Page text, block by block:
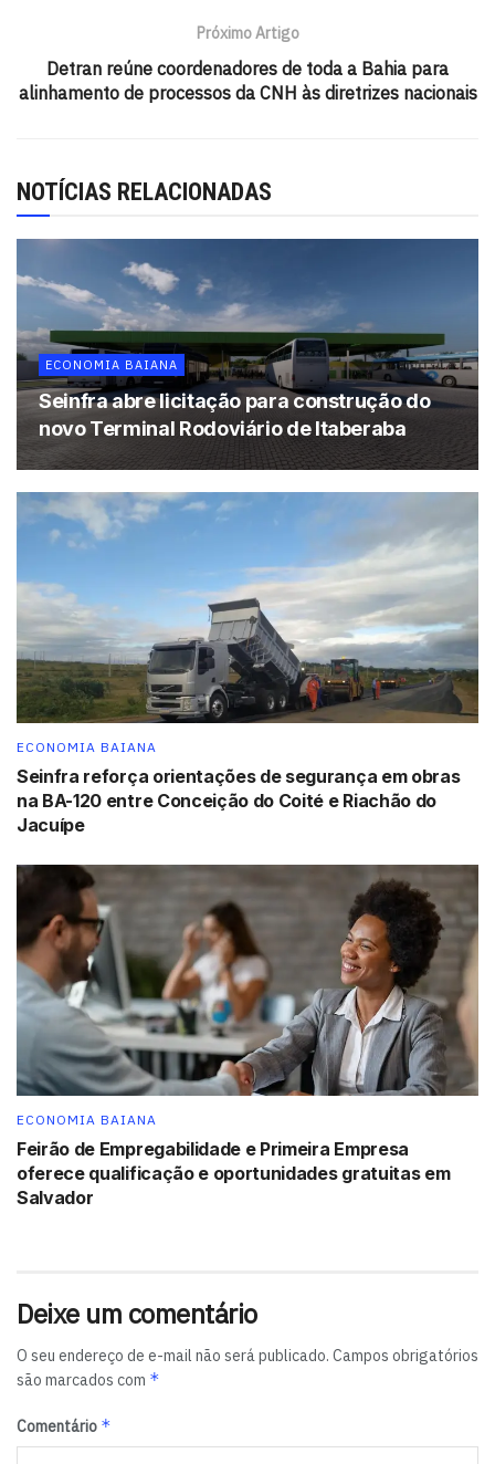
Leia mais:
Governo da Bahia autoriza construção do Hospital
Tags: destaque
Próximo Artigo
Detran reúne coordenadores de toda a Bahia para
alinhamento de processos da CNH às diretrizes nacionais
NOTÍCIAS RELACIONADAS
ECONOMIA BAIANA
Seinfra abre licitação para construção do
novo Terminal Rodoviário de Itaberaba
ECONOMIA BAIANA
Seinfra reforça orientações de segurança em obras
na BA-120 entre Conceição do Coité e Riachão do
Jacuípe
ECONOMIA BAIANA
Feirão de Empregabilidade e Primeira Empresa
oferece qualificação e oportunidades gratuitas em
Salvador
Deixe um comentário
O seu endereço de e-mail não será publicado. Campos obrigatórios
são marcados com *
Comentário *